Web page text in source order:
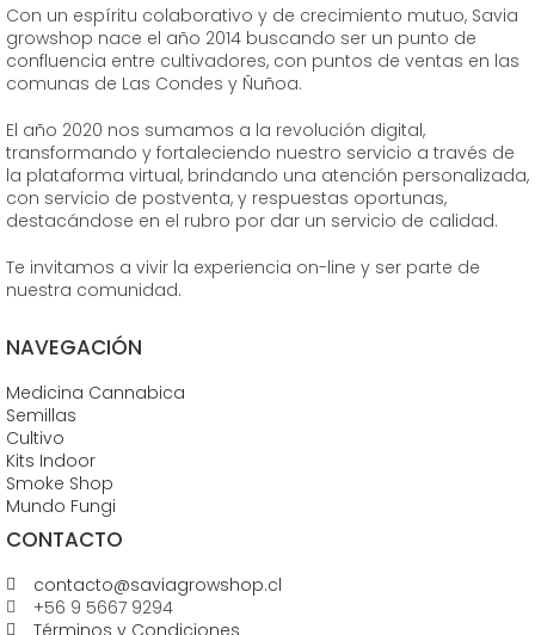
Con un espíritu colaborativo y de crecimiento mutuo, Savia
growshop nace el año 2014 buscando ser un punto de
confluencia entre cultivadores, con puntos de ventas en las
comunas de Las Condes y Ñuñoa.
El año 2020 nos sumamos a la revolución digital,
transformando y fortaleciendo nuestro servicio a través de
la plataforma virtual, brindando una atención personalizada,
con servicio de postventa, y respuestas oportunas,
destacándose en el rubro por dar un servicio de calidad.
Te invitamos a vivir la experiencia on-line y ser parte de
nuestra comunidad.
NAVEGACIÓN
Medicina Cannabica
Semillas
Cultivo
Kits Indoor
Smoke Shop
Mundo Fungi
CONTACTO
contacto@saviagrowshop.cl
+56 9 5667 9294
Términos y Condiciones